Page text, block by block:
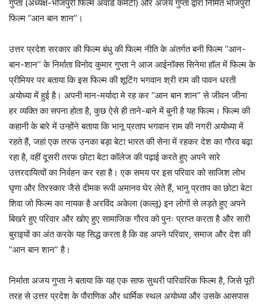
गुप्ता (अध्यक्ष-भोजपुरी फिल्म अवार्ड कमेटी) और अजय गुप्ता द्वारा निर्मित भोजपुरी
फिल्म ’’आन बान शान’’।
उत्तर प्रदेश सरकार की फिल्म बंधु की फिल्म नीति के अंतर्गत बनी फिल्म ’’आन-
बान-शान’’ के निर्माता विनोद कुमार गुप्ता ने आज आईनॉक्स सिनेमा हॉल में फिल्म के
प्रीमियर पर बताया कि इस फिल्म की शूटिंग भगवान श्री राम की पावन धरती
अयोध्या में हुई है। अपनी मान-मर्यादा मे रह कर “आन बान शान” से जीवन जीना
हर व्यक्ति का सपना होता है, कुछ ऐसे ही ताने-बाने में बुनी है यह फिल्म। फिल्म की
कहानी के बारे में उन्होंने बताया कि भानू प्रताप भगवान राम की नगरी अयोध्या में
रहते हैं, जहां एक तरफ उनका बड़ा बेटा भारत की सेना में रहकर देश का गौरव बढ़ा
रहा है, वहीं दूसरी तरफ छोटा बेटा कॉलेज की पढ़ाई करते हुए अपने सारे
उत्तरदायित्वों का निर्वहन कर रहा है। एक समय पर इस परिवार को साजिश लोभ
घृणा और तिरस्कार जैसे दीमक रूपी अमानव घेर लेते हैं, भानु प्रताप का छोटा बेटा
शिवा जो फिल्म का नायक है अरविंद अकेला (कल्लू) इन लोगों से लड़ते हुए अपने
बिखरे हुए परिवार और खोए हुए सामाजिक गौरव को पुनः प्राप्त करता है और सारी
बुराइयों का अंत करके यह सिद्ध करता है कि वह अपने परिवार, समाज और देश की
“आन बान शान” है।
निर्माता अजय गुप्ता ने बताया कि यह एक साफ सुथरी पारिवारिक फिल्म है, जिसे पूरी
तरह से उत्तर प्रदेश के पौराणिक और धार्मिक स्थल अयोध्या और उसके आसपास